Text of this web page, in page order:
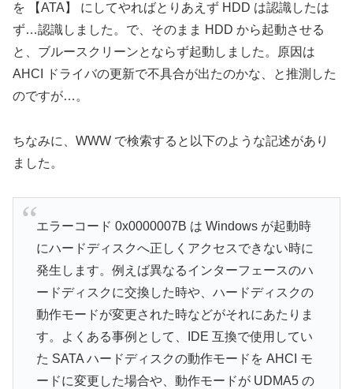
を 【ATA】 にしてやればとりあえず HDD は認識したは
ず…認識しました。で、そのまま HDD から起動させる
と、ブルースクリーンとならず起動しました。原因は
AHCI ドライバの更新で不具合が出たのかな、と推測した
のですが…。
ちなみに、WWW で検索すると以下のような記述があり
ました。
エラーコード 0x0000007B は Windows が起動時
にハードディスクへ正しくアクセスできない時に
発生します。例えば異なるインターフェースのハ
ードディスクに交換した時や、ハードディスクの
動作モードが変更された時などがそれにあたりま
す。よくある事例として、IDE 互換で使用してい
た SATA ハードディスクの動作モードを AHCI モ
ードに変更した場合や、動作モードが UDMA5 の